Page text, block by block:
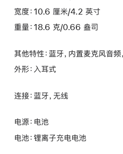
宽度：10.6 厘米/4.2 英寸
重量：18.6 克/0.66 盎司
其他特性：蓝牙，内置麦克风音频
外形：入耳式
连接：蓝牙，无线
电源：电池
电池：锂离子充电电池